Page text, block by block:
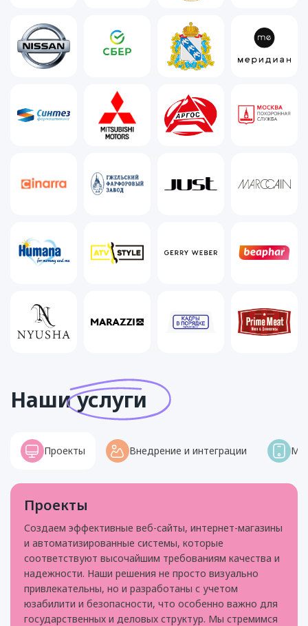
Нашиуслуги
Проекты Внедрение и интеграции
Проекты
Создаем эффективные веб-сайты, интернет-магазины
и автоматизированные системы, которые
соответствуют высочайшим требованиям качества и
надежности. Наши решения не просто визуально
привлекательны, но и разработаны с учетом
юзабилити и безопасности, что особенно важно для
государственных и деловых структур. Мы стремимся